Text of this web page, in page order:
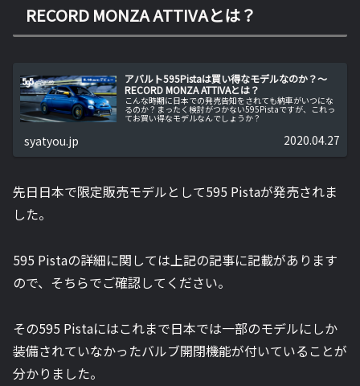
RECORD MONZA ATTIVAとは？
アバルト595Pistaは買い得なモデルなのか？～
RECORD MONZA ATTIVAとは？
こんな時期に日本での発売告知をされても納車がいつにな
るのか？まったく検討がつかない595Pistaですが、これっ
てお買い得なモデルなんでしょうか？
syatyou.jp 2020.04.27
先日日本で限定販売モデルとして595 Pistaが発売されま
した。
595 Pistaの詳細に関しては上記の記事に記載があります
ので、そちらでご確認してください。
その595 Pistaにはこれまで日本では一部のモデルにしか
装備されていなかったバルブ開閉機能が付いていることが
分かりました。